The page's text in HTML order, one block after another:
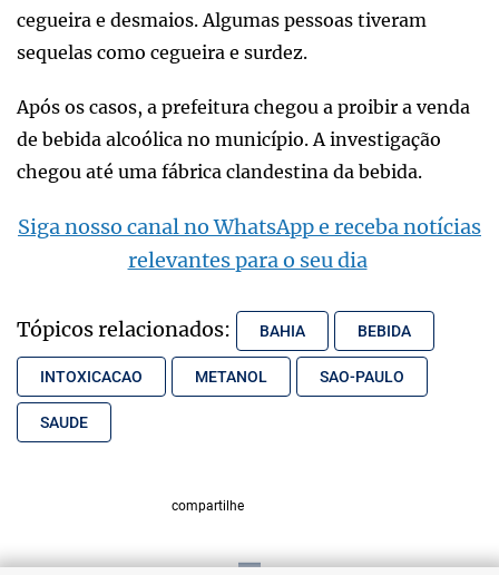
cegueira e desmaios. Algumas pessoas tiveram
sequelas como cegueira e surdez.
Após os casos, a prefeitura chegou a proibir a venda
de bebida alcoólica no município. A investigação
chegou até uma fábrica clandestina da bebida.
Siga nosso canal no WhatsApp e receba notícias
relevantes para o seu dia
Tópicos relacionados: BAHIA BEBIDA
INTOXICACAO METANOL SAO-PAULO
SAUDE
compartilhe